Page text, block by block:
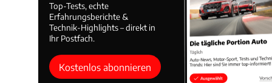
Top-Tests, echte
Erfahrungsberichte &
Technik-Highlights – direkt in
Ihr Postfach.
Kostenlos abonnieren